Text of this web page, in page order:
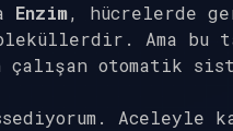
Enzim, hücrelerde
Ama bu
çalışan otomatik
Aceleyle